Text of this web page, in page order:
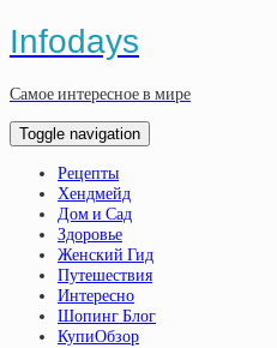
Infodays
Самое интересное в мире
Toggle navigation
Рецепты
Хендмейд
Дом и Сад
Здоровье
Женский Гид
Путешествия
Интересно
Шопинг Блог
КупиОбзор